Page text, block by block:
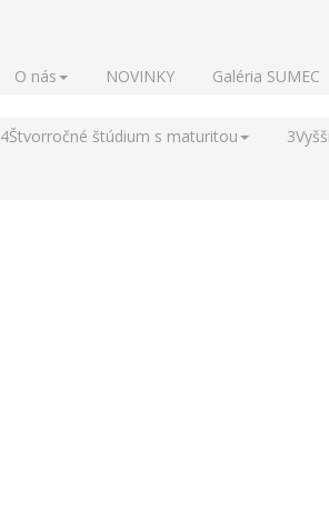
O nás NOVINKY Galéria SUMEC
4Štvorročné štúdium s maturitou 3